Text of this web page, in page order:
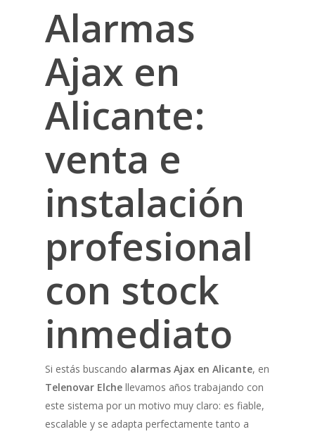
Alarmas
Ajax en
Alicante:
venta e
instalación
profesional
con stock
inmediato
Si estás buscando alarmas Ajax en Alicante, en
Telenovar Elche llevamos años trabajando con
este sistema por un motivo muy claro: es fiable,
escalable y se adapta perfectamente tanto a